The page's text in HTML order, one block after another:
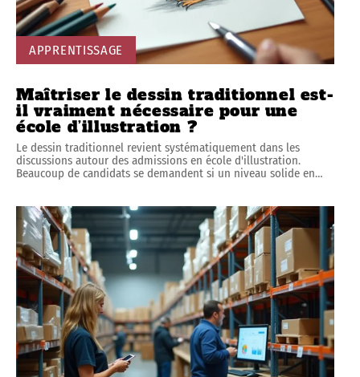
APPRENTISSAGE
Maîtriser le dessin traditionnel est-
il vraiment nécessaire pour une
école d’illustration ?
Le dessin traditionnel revient systématiquement dans les
discussions autour des admissions en école d'illustration.
Beaucoup de candidats se demandent si un niveau solide en…